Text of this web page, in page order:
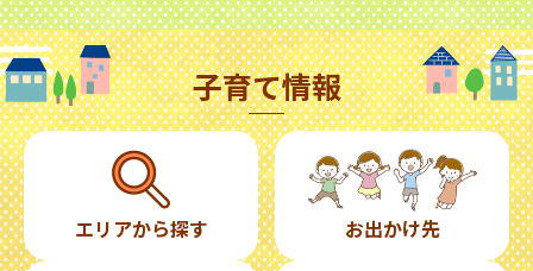
子育て情報
エリアから探す お出かけ先